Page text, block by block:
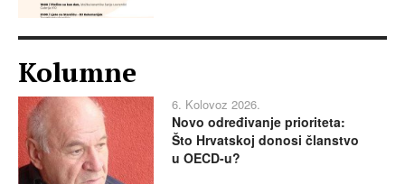
Kolumne
6. Kolovoz 2026.
Novo određivanje prioriteta:
Što Hrvatskoj donosi članstvo
u OECD-u?